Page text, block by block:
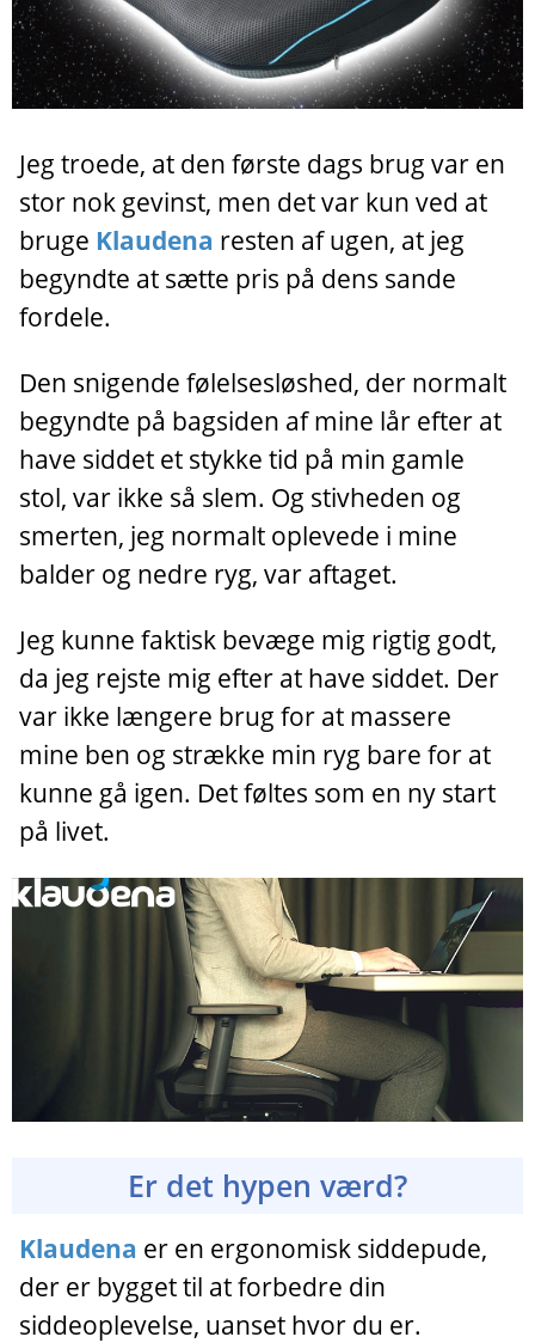
Jeg troede, at den første dags brug var en
stor nok gevinst, men det var kun ved at
bruge Klaudena resten af ugen, at jeg
begyndte at sætte pris på dens sande
fordele.
Den snigende følelsesløshed, der normalt
begyndte på bagsiden af mine lår efter at
have siddet et stykke tid på min gamle
stol, var ikke så slem. Og stivheden og
smerten, jeg normalt oplevede i mine
balder og nedre ryg, var aftaget.
Jeg kunne faktisk bevæge mig rigtig godt,
da jeg rejste mig efter at have siddet. Der
var ikke længere brug for at massere
mine ben og strække min ryg bare for at
kunne gå igen. Det føltes som en ny start
på livet.
Er det hypen værd?
Klaudena er en ergonomisk siddepude,
der er bygget til at forbedre din
siddeoplevelse, uanset hvor du er.